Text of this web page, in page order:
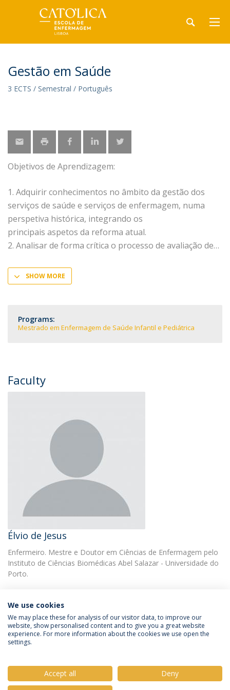
Gestão em Saúde
3 ECTS / Semestral / Português
Objetivos de Aprendizagem:
1. Adquirir conhecimentos no âmbito da gestão dos
serviços de saúde e serviços de enfermagem, numa
perspetiva histórica, integrando os
principais aspetos da reforma atual.
2. Analisar de forma crítica o processo de avaliação de
SHOW MORE
Programs:
Mestrado em Enfermagem de Saúde Infantil e Pediátrica
Faculty
Élvio de Jesus
Enfermeiro. Mestre e Doutor em Ciências de Enfermagem pelo
Instituto de Ciências Biomédicas Abel Salazar - Universidade do
Porto.
Política de Privacidade
Termos e Condições
We use cookies
We may place these for analysis of our visitor data, to improve our
website, show personalised content and to give you a great website
experience. For more information about the cookies we use open the
settings.
Accept all
Deny